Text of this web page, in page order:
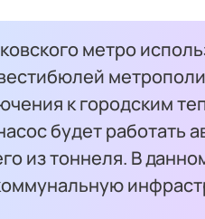
метро
к городским
будет работать
из тоннеля. В